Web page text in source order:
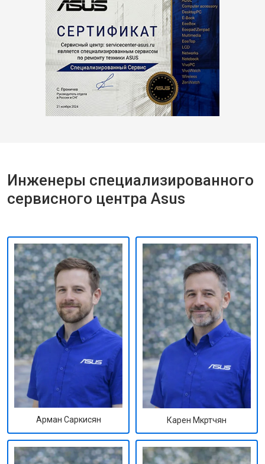
Инженеры специализированного
сервисного центра Asus
Арман Саркисян Карен Мкртчян